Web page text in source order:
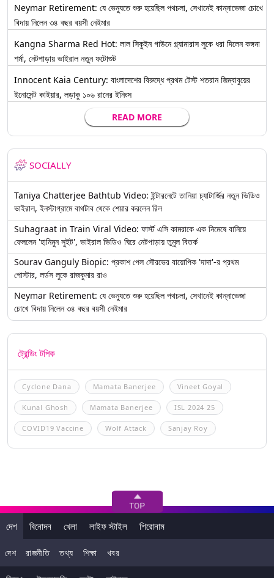
Neymar Retirement: যে ভেন্যুতে শুরু হয়েছিল পথচলা, সেখানেই কান্নাভেজা চোখে
বিদায় নিলেন ৩৪ বছর বয়সী নেইমার
Kangna Sharma Red Hot: লাল সিকুইন গাউনে গ্ল্যামারাস লুকে ধরা দিলেন কঙ্গনা
শর্মা, নেটপাড়ায় ভাইরাল নতুন ফটোশুট
Innocent Kaia Century: বাংলাদেশের বিরুদ্ধে প্রথম টেস্ট শতরান জিম্বাবুয়ের
ইনোসেন্ট কাইয়ার, লড়াকু ১০৬ রানের ইনিংস
READ MORE
SOCIALLY
Taniya Chatterjee Bathtub Video: ইন্টারনেটে তানিয়া চ্যাটার্জির নতুন ভিডিও
ভাইরাল, ইনস্টাগ্রামে বাথটাব থেকে শেয়ার করলেন রিল
Suhagraat in Train Viral Video: ফার্স্ট এসি কামরাকে এক নিমেষে বানিয়ে
ফেললেন 'হানিমুন সুইট', ভাইরাল ভিডিও ঘিরে নেটপাড়ায় তুমুল বিতর্ক
Sourav Ganguly Biopic: প্রকাশ পেল সৌরভের বায়োপিক 'দাদা'-র প্রথম
পোস্টার, লর্ডস লুকে রাজকুমার রাও
Neymar Retirement: যে ভেন্যুতে শুরু হয়েছিল পথচলা, সেখানেই কান্নাভেজা
চোখে বিদায় নিলেন ৩৪ বছর বয়সী নেইমার
ট্রেন্ডিং টপিক
Cyclone Dana Mamata Banerjee Vineet Goyal
Kunal Ghosh Mamata Banerjee ISL 2024 25
COVID19 Vaccine Wolf Attack Sanjay Roy
দেশ বিনোদন খেলা লাইফ স্টাইল শিরোনাম
দেশ রাজনীতি তথ্য শিক্ষা খবর